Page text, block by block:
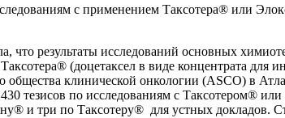
с применением Таксотера® или
что результаты исследований основных
(доцетаксел в виде концентрата для
общества клинической онкологии (ASCO) в
тезисов по исследованиям с Таксотером®
и три по Таксотеру® для устных докладов.